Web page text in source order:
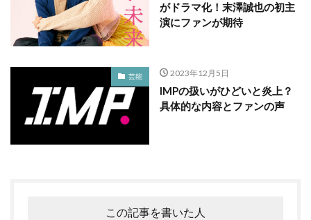
がドラマ化！末澤誠也の初主
演にファンが期待
芸能 2023年12月5日
IMPの扱いがひどいと炎上？
具体的な内容とファンの声
この記事を書いた人